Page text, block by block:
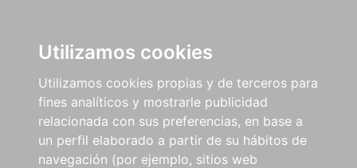
Utilizamos cookies
Utilizamos cookies propias y de terceros para
fines analíticos y mostrarle publicidad
relacionada con sus preferencias, en base a
un perfil elaborado a partir de su hábitos de
navegación (por ejemplo, sitios web